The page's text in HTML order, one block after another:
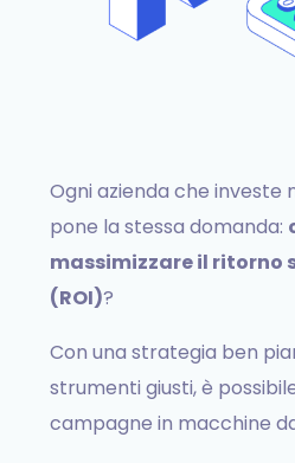
Ogni azienda che investe
pone la stessa domanda:
massimizzare il ritorno
(ROI)?
Con una strategia ben
strumenti giusti, è
campagne in macchine